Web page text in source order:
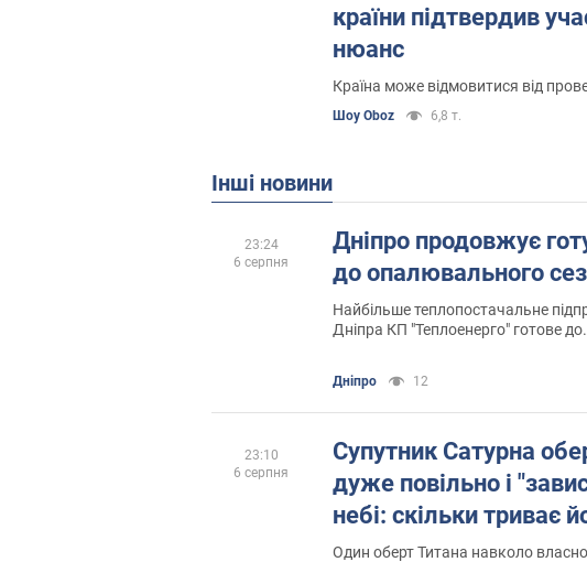
країни підтвердив
нюанс
Країна може відмовитися від
Шоу Oboz 6,8 т.
Інші новини
Дніпро продовжує
до опалювального
Найбільше теплопостачальне
Дніпра КП "Теплоенерго" готове до
Дніпро 12
23:24
6 серпня
Супутник Сатурна
дуже повільно і
небі: скільки триває
Один оберт Титана навколо
23:10
6 серпня